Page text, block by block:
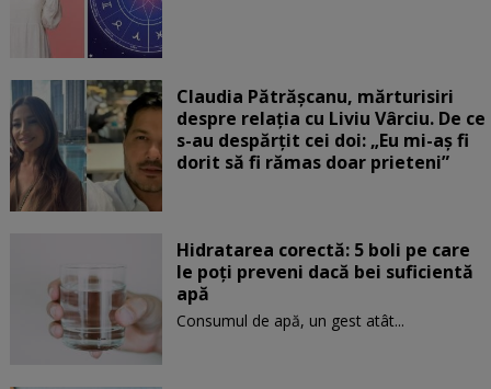
Claudia Pătrășcanu, mărturisiri
despre relația cu Liviu Vârciu. De ce
s-au despărțit cei doi: „Eu mi-aș fi
dorit să fi rămas doar prieteni”
Hidratarea corectă: 5 boli pe care
le poți preveni dacă bei suficientă
apă
Consumul de apă, un gest atât...